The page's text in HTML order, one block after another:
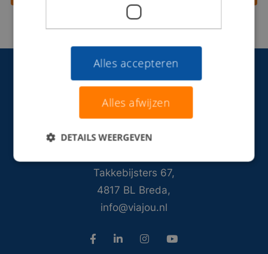
Takkebijsters 67,
4817 BL Breda,
info@viajou.nl
Alles accepteren
Alles afwijzen
DETAILS WEERGEVEN